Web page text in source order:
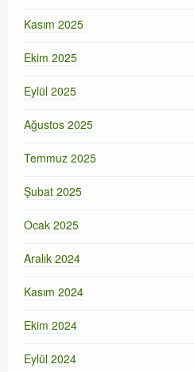
Kasım 2025
Ekim 2025
Eylül 2025
Ağustos 2025
Temmuz 2025
Şubat 2025
Ocak 2025
Aralık 2024
Kasım 2024
Ekim 2024
Eylül 2024